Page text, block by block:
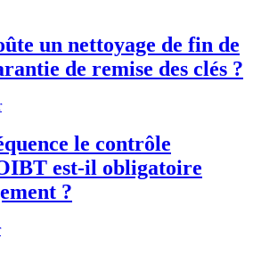
un nettoyage de fin de
de remise des clés ?
le contrôle
est-il obligatoire
?